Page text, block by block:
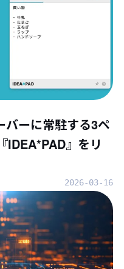
バーに常駐する3ペ
IDEA*PAD』をリ
2026-03-16